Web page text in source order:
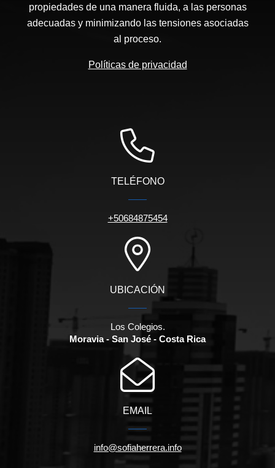
propiedades de una manera fluida, a las personas
adecuadas y minimizando las tensiones asociadas
al proceso.
Políticas de privacidad
TELÉFONO
+50684875454
UBICACIÓN
Los Colegios.
Moravia - San José - Costa Rica
EMAIL
info@sofiaherrera.info